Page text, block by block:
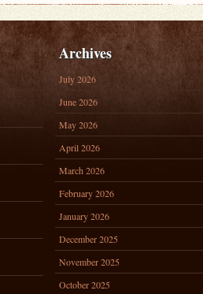
Archives
July 2026
June 2026
May 2026
April 2026
March 2026
February 2026
January 2026
December 2025
November 2025
October 2025